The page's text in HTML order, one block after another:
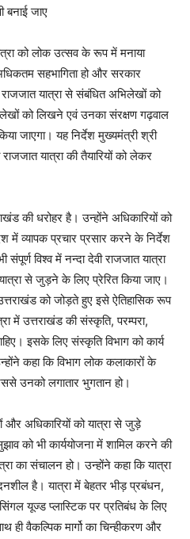
बनाई जाए
को लोक उत्सव के रूप में मनाया
सहभागिता हो और सरकार
यात्रा से संबंधित अभिलेखों को
को लिखने एवं उनका संरक्षण गढ़वाल
जाएगा। यह निर्देश मुख्यमंत्री श्री
यात्रा की तैयारियों को लेकर
की धरोहर है। उन्होंने अधिकारियों को
में व्यापक प्रचार प्रसार करने के निर्देश
संपूर्ण विश्व में नन्दा देवी राजजात यात्रा
से जुड़ने के लिए प्रेरित किया जाए।
को जोड़ते हुए इसे ऐतिहासिक रूप
में उत्तराखंड की संस्कृति, परम्परा,
इसके लिए संस्कृति विभाग को कार्य
कहा कि विभाग लोक कलाकारों के
उनको लगातार भुगतान हो।
और अधिकारियों को यात्रा से जुड़े
को भी कार्ययोजना में शामिल करने की
का संचालन हो। उन्होंने कहा कि यात्रा
है। यात्रा में बेहतर भीड़ प्रबंधन,
यूज्ड प्लास्टिक पर प्रतिबंध के लिए
ही वैकल्पिक मार्गो का चिन्हीकरण और